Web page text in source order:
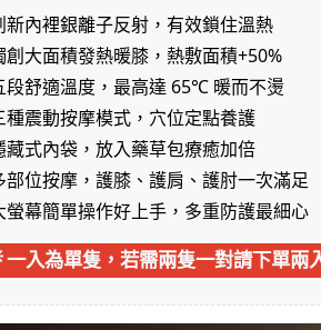
內裡銀離子反射，有效鎖住溫熱
大面積發熱暖膝，熱敷面積+50%
舒適溫度，最高達 65℃ 暖而不燙
震動按摩模式，穴位定點養護
式內袋，放入藥草包療癒加倍
位按摩，護膝、護肩、護肘一次滿足
幕簡單操作好上手，多重防護最細心
一入為單隻，若需兩隻一對請下單兩